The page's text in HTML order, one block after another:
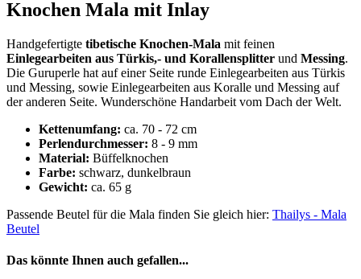
Knochen Mala mit Inlay
Handgefertigte tibetische Knochen-Mala mit feinen
Einlegearbeiten aus Türkis,- und Korallensplitter und Messing.
Die Guruperle hat auf einer Seite runde Einlegearbeiten aus Türkis
und Messing, sowie Einlegearbeiten aus Koralle und Messing auf
der anderen Seite. Wunderschöne Handarbeit vom Dach der Welt.
Kettenumfang: ca. 70 - 72 cm
Perlendurchmesser: 8 - 9 mm
Material: Büffelknochen
Farbe: schwarz, dunkelbraun
Gewicht: ca. 65 g
Passende Beutel für die Mala finden Sie gleich hier: Thailys - Mala
Beutel
Das könnte Ihnen auch gefallen...